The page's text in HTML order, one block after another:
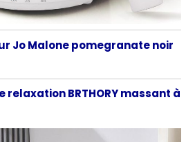
Jo Malone pomegranate noir
BRTHORY massant à